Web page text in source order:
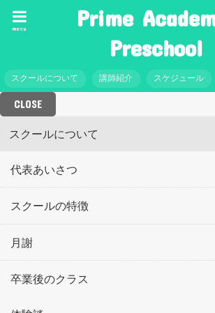
Prime
Preschool
menu
スクールについて 講師紹介 スケジュール
CLOSE
スクールについて
代表あいさつ
スクールの特徴
月謝
卒業後のクラス